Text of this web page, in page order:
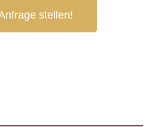
stellen!